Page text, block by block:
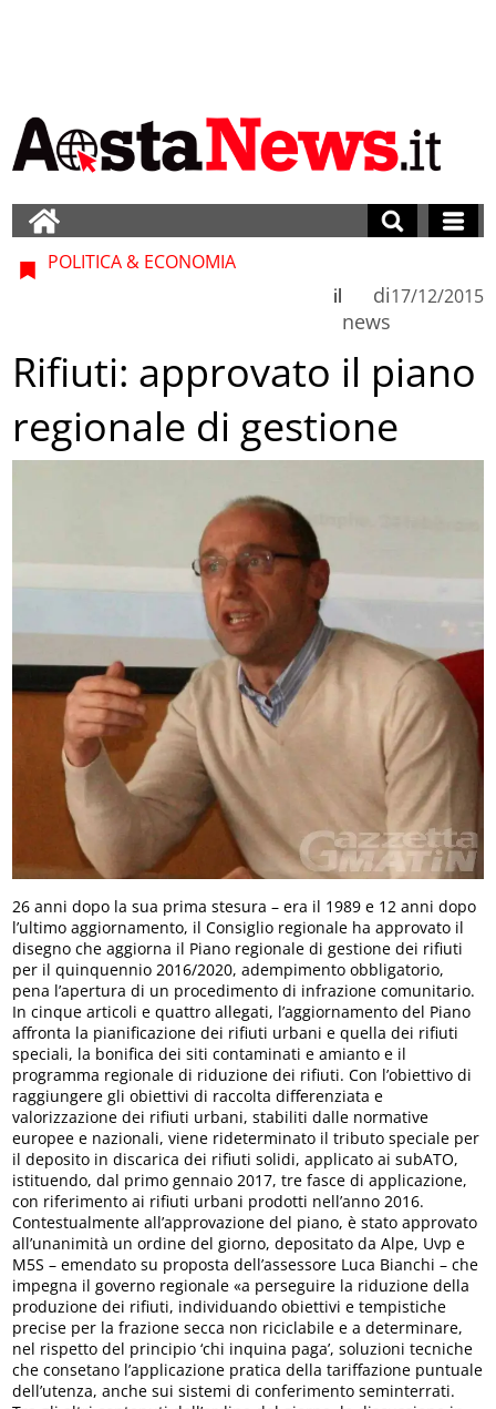
POLITICA & ECONOMIA
di
news
il 17/12/2015
Rifiuti: approvato il piano
regionale di gestione
26 anni dopo la sua prima stesura – era il 1989 e 12 anni dopo
l’ultimo aggiornamento, il Consiglio regionale ha approvato il
disegno che aggiorna il Piano regionale di gestione dei rifiuti
per il quinquennio 2016/2020, adempimento obbligatorio,
pena l’apertura di un procedimento di infrazione comunitario.
In cinque articoli e quattro allegati, l’aggiornamento del Piano
affronta la pianificazione dei rifiuti urbani e quella dei rifiuti
speciali, la bonifica dei siti contaminati e amianto e il
programma regionale di riduzione dei rifiuti. Con l’obiettivo di
raggiungere gli obiettivi di raccolta differenziata e
valorizzazione dei rifiuti urbani, stabiliti dalle normative
europee e nazionali, viene rideterminato il tributo speciale per
il deposito in discarica dei rifiuti solidi, applicato ai subATO,
istituendo, dal primo gennaio 2017, tre fasce di applicazione,
con riferimento ai rifiuti urbani prodotti nell’anno 2016.
Contestualmente all’approvazione del piano, è stato approvato
all’unanimità un ordine del giorno, depositato da Alpe, Uvp e
M5S – emendato su proposta dell’assessore Luca Bianchi – che
impegna il governo regionale «a perseguire la riduzione della
produzione dei rifiuti, individuando obiettivi e tempistiche
precise per la frazione secca non riciclabile e a determinare,
nel rispetto del principio ‘chi inquina paga’, soluzioni tecniche
che consetano l’applicazione pratica della tariffazione puntuale
dell’utenza, anche sui sistemi di conferimento seminterrati.